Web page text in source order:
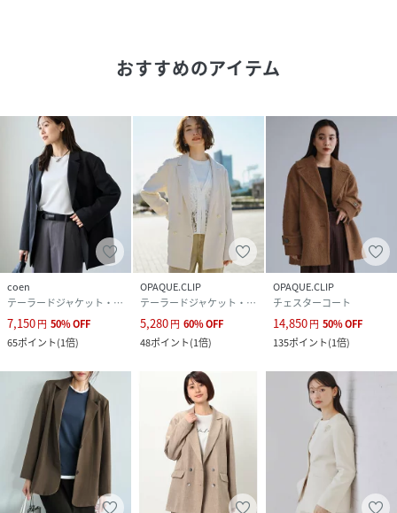
り、若干製品と画像のカラーが異なる場合もございます。
性別タイプ レディース
原産国 中国製
素材 表地・裏地：ポリエステル100％
00(00)
クリーニング 洗濯機洗い可
20250263744022-019-00 QC6964
おすすめのアイテム
coen
テーラードジャケット・ブレザー
7,150円 50%OFF
65ポイント(1倍)
OPAQUE.CLIP
テーラードジャケット・ブレザー
5,280円 60%OFF
48ポイント(1倍)
OPAQUE.CLIP
チェスターコート
14,850円 50%OFF
135ポイント(1倍)